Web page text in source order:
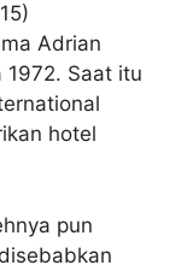
Adrian
Saat itu
hotel
pun